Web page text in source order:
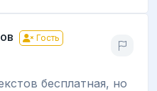
Гость
бесплатная, но